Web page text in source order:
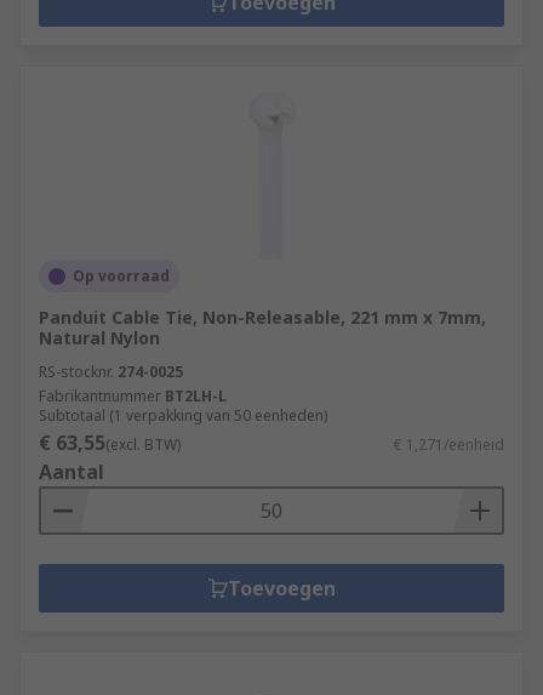
Op voorraad
Panduit Cable Tie, Non-Releasable, 221 mm x 7mm,
Natural Nylon
RS-stocknr. 274-0025
Fabrikantnummer BT2LH-L
Subtotaal (1 verpakking van 50 eenheden)
€ 63,55(excl. BTW) € 1,271/eenheid
Aantal
Toevoegen